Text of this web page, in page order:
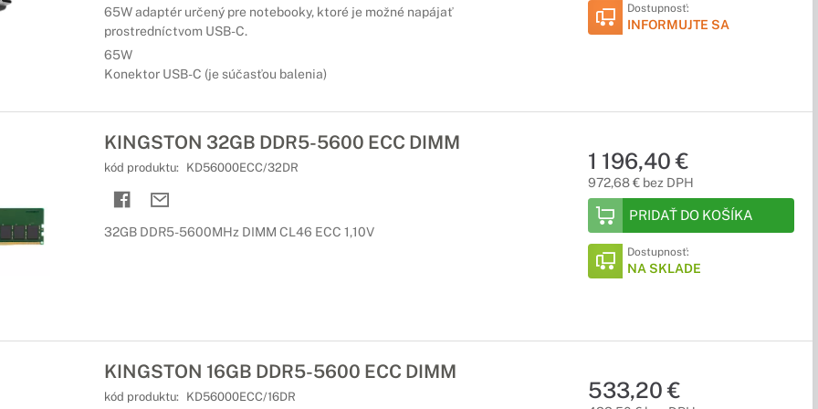
a zápis na CD/DVD
na čítanie alebo napaľovanie CD a DVD diskov? V dnešnej dobe tenkých zariadení je vhodným riešením externá mechanika.
pre notebooky Lenovo
doplnky
svoj notebook rôzne doplnky, ktoré Vám uľahčia Vašu prácu alebo poskytnú väčšie pohodlie. Preto u nás nájdete širokú ponuku
65W adaptér určený pre notebooky, ktoré je možné napájať
prostredníctvom USB-C.
65W
Konektor USB-C (je súčasťou balenia)
Dostupnosť:
INFORMUJTE SA
KINGSTON 32GB DDR5-5600 ECC DIMM
kód produktu: KD56000ECC/32DR
32GB DDR5-5600MHz DIMM CL46 ECC 1,10V
1 196,40 €
972,68 € bez DPH
PRIDAŤ DO KOŠÍKA
Dostupnosť:
NA SKLADE
KINGSTON 16GB DDR5-5600 ECC DIMM
kód produktu: KD56000ECC/16DR 533,20 €